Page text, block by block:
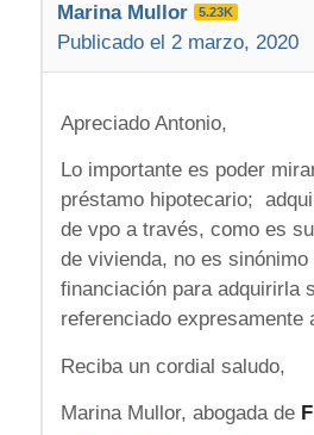
Marina Mullor 5.23K
Publicado el 2 marzo, 2020
Apreciado Antonio,
Lo importante es poder
préstamo hipotecario;
de vpo a través, como es
de vivienda, no es sinónimo
financiación para adquirirla
referenciado expresamente
Reciba un cordial saludo,
Marina Mullor, abogada de